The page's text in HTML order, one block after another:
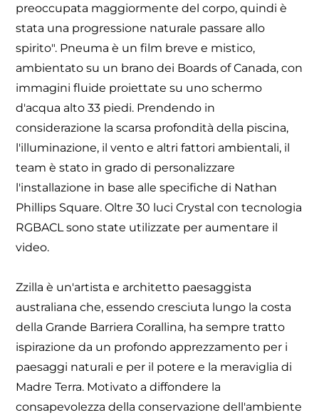
preoccupata maggiormente del corpo, quindi è
stata una progressione naturale passare allo
spirito". Pneuma è un film breve e mistico,
ambientato su un brano dei Boards of Canada, con
immagini fluide proiettate su uno schermo
d'acqua alto 33 piedi. Prendendo in
considerazione la scarsa profondità della piscina,
l'illuminazione, il vento e altri fattori ambientali, il
team è stato in grado di personalizzare
l'installazione in base alle specifiche di Nathan
Phillips Square. Oltre 30 luci Crystal con tecnologia
RGBACL sono state utilizzate per aumentare il
video.
Zzilla è un'artista e architetto paesaggista
australiana che, essendo cresciuta lungo la costa
della Grande Barriera Corallina, ha sempre tratto
ispirazione da un profondo apprezzamento per i
paesaggi naturali e per il potere e la meraviglia di
Madre Terra. Motivato a diffondere la
consapevolezza della conservazione dell'ambiente